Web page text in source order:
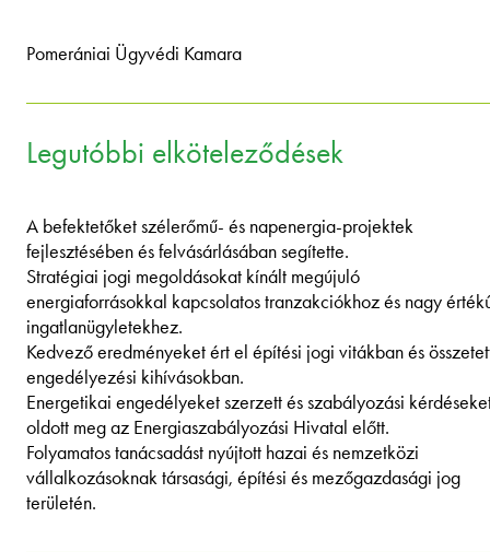
Pomerániai Ügyvédi Kamara
Legutóbbi elköteleződések
A befektetőket szélerőmű- és napenergia-projektek
fejlesztésében és felvásárlásában segítette.
Stratégiai jogi megoldásokat kínált megújuló
energiaforrásokkal kapcsolatos tranzakciókhoz és nagy
ingatlanügyletekhez.
Kedvező eredményeket ért el építési jogi vitákban és
engedélyezési kihívásokban.
Energetikai engedélyeket szerzett és szabályozási
oldott meg az Energiaszabályozási Hivatal előtt.
Folyamatos tanácsadást nyújtott hazai és nemzetközi
vállalkozásoknak társasági, építési és mezőgazdasági jog
területén.